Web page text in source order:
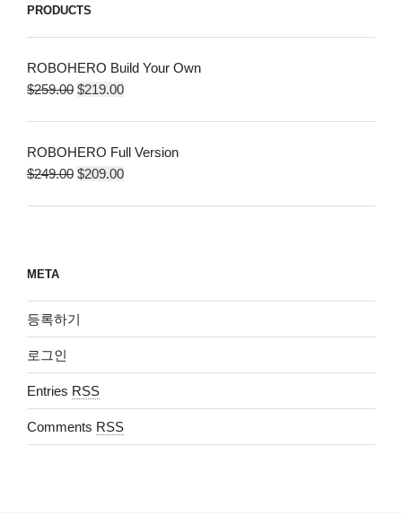
PRODUCTS
ROBOHERO Build Your Own
$259.00 $219.00
ROBOHERO Full Version
$249.00 $209.00
META
등록하기
로그인
Entries RSS
Comments RSS